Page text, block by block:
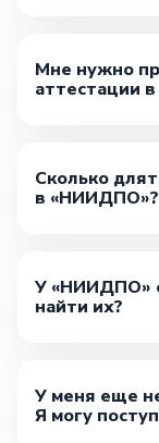
Мне нужно
аттестации
Сколько
в «НИИДПО»?
У «НИИДПО»
найти их?
У меня еще
Я могу